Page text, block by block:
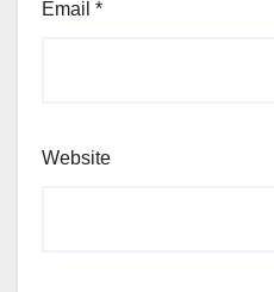
Email *
Website